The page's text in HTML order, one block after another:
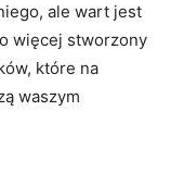
ale wart jest
więcej stworzony
które na
waszym